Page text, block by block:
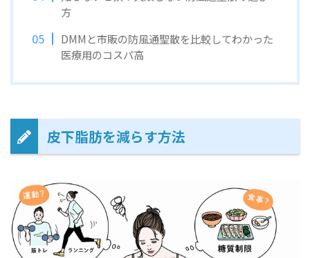
方
DMMと市販の防風通聖散を比較してわかった
医療用のコスパ高
皮下脂肪を減らす方法